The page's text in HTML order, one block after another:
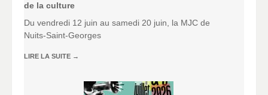
de la culture
Du vendredi 12 juin au samedi 20 juin, la MJC de
Nuits-Saint-Georges
LIRE LA SUITE →